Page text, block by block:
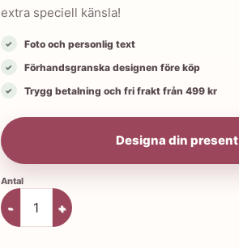
extra speciell känsla!
Foto och personlig text
Förhandsgranska designen före köp
Trygg betalning och fri frakt från 499 kr
Designa din present
Mugg med bokstav mängd